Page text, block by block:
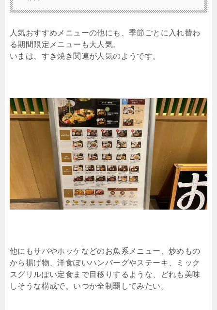
人気おすすめメニューの他にも、季節ごとに入れ替わ
る期間限定メニューも大人気。
いまは、すき焼き関連が人気のようです。
他にもサバやホッケなどのお魚系メニュー、炒めもの
から揚げ物、洋食ぽいハンバーグやステーキ、ミック
スグリルぽい定食まで目移りするような、どれも美味
しそうな構成で、いつか全制覇してみたい。